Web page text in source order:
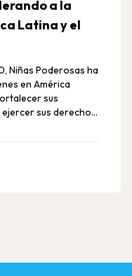
a la
Latina y el
Niñas Poderosas ha
en América
sus
sus derechos,
en la